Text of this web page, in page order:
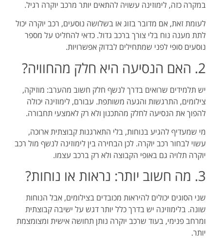
במקרה כזה, לימוזינה עשויה להתאים יותר מרכב יוקרה רגיל.
לעומת זאת, אם מדובר בזוג או בשלושה נוסעים, רכב יוקרה יכול
לתת מענה נוח בלי צורך ברכב גדול. כדאי להחליט על מספר
נוסעים סופי לפני שמתחילים לבדוק אפשרויות.
2. האם הנסיעה היא חלק מהחוויה?
יש תלמידים שרואים בדרך לנשף חלק חשוב מהערב: מוזיקה,
צילומים, התרגשות והגעה משותפת. עבורם, לימוזינה יכולה
להפוך את הנסיעה לחלק מהתכנון ולא רק לאמצעי תחבורה.
מי שמעדיף להגיע בנוחות, בלי התארגנות קבוצתית ארוכה,
עשוי לבחור רכב יוקרה. לכן הבחירה בין לימוזינה לנשף מול רכב
יוקרה תלויה גם באופי הקבוצה ולא רק ברכב עצמו.
3. מה חשוב יותר: נראות או נוחות?
שני הסוגים יכולים להיראות מכובדים בצילומים, אבל הנוחות
שונה. בלימוזינה יש בדרך כלל יותר דגש על ישיבה קבוצתית
ומרחב פנימי, בעוד שרכב יוקרה נותן תחושה אישית ומצומצמת
יותר.